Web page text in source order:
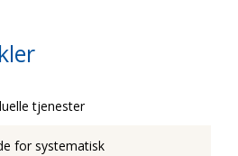
tjenester
for systematisk